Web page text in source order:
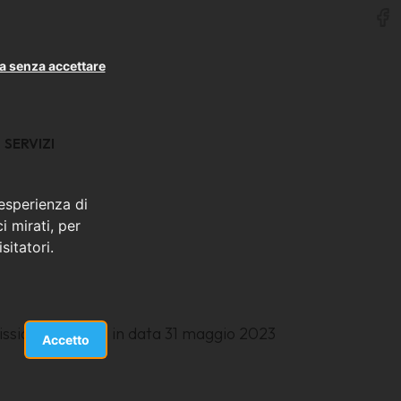
di
mirati, per
Accetto
senza accettare
SERVIZI
riunitasi in data 31 maggio 2023